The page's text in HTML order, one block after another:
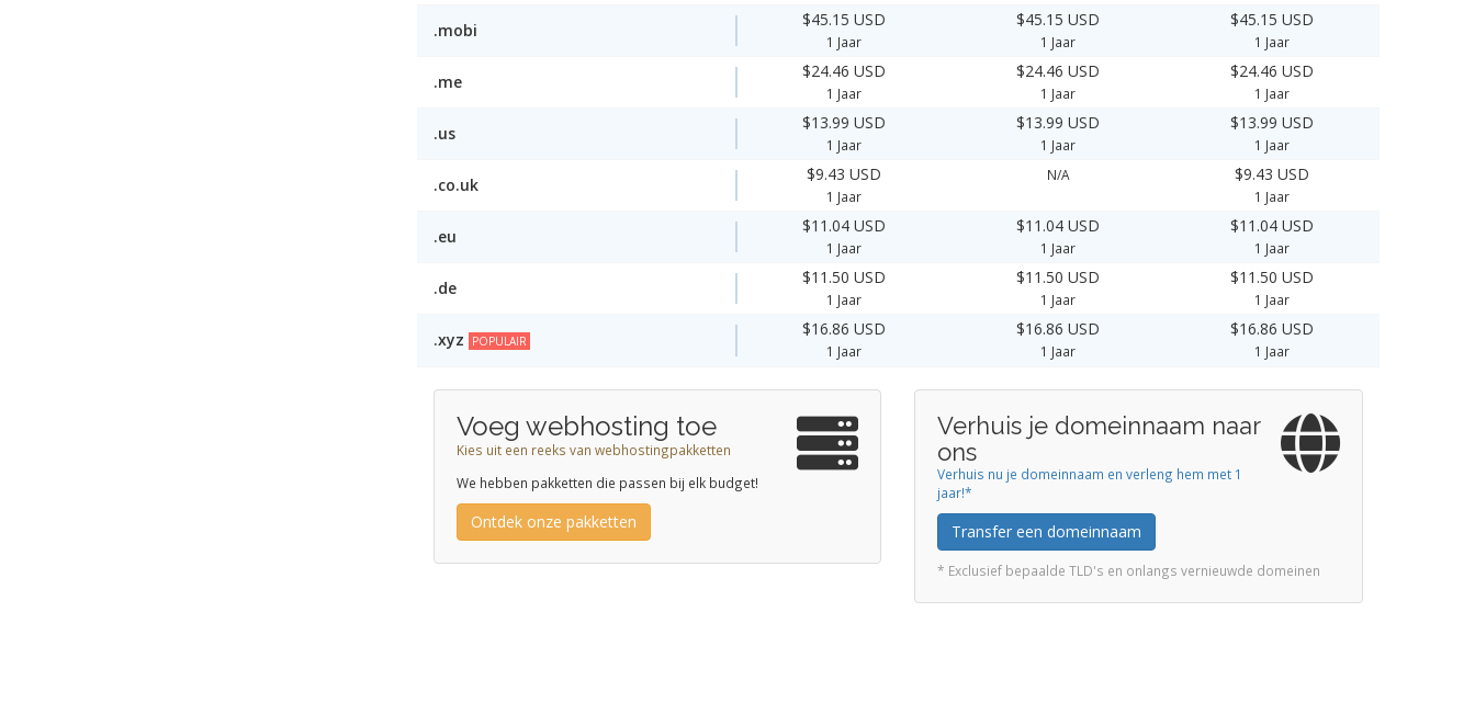
.mobi
$45.15 USD
1 Jaar
$45.15 USD
1 Jaar
$45.15 USD
1 Jaar
.me
$24.46 USD
1 Jaar
$24.46 USD
1 Jaar
$24.46 USD
1 Jaar
.us
$13.99 USD
1 Jaar
$13.99 USD
1 Jaar
$13.99 USD
1 Jaar
.co.uk
$9.43 USD
1 Jaar
N/A $9.43 USD
1 Jaar
.eu
$11.04 USD
1 Jaar
$11.04 USD
1 Jaar
$11.04 USD
1 Jaar
.de
$11.50 USD
1 Jaar
$11.50 USD
1 Jaar
$11.50 USD
1 Jaar
.xyz POPULAIR
$16.86 USD
1 Jaar
$16.86 USD
1 Jaar
$16.86 USD
1 Jaar
Voeg webhosting toe
Kies uit een reeks van webhostingpakketten
We hebben pakketten die passen bij elk budget!
Ontdek onze pakketten
Verhuis je domeinnaam naar
ons
Verhuis nu je domeinnaam en verleng hem met 1
jaar!*
Transfer een domeinnaam
* Exclusief bepaalde TLD's en onlangs vernieuwde domeinen